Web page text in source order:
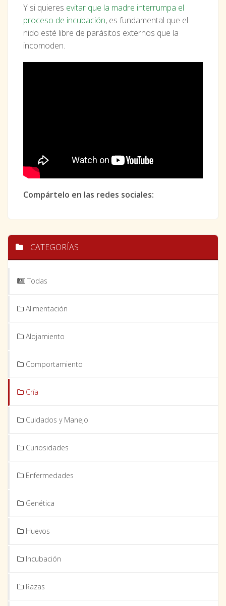
Y si quieres evitar que la madre interrumpa el
proceso de incubación, es fundamental que el
nido esté libre de parásitos externos que la
incomoden.
Compártelo en las redes sociales:
CATEGORÍAS
Todas
Alimentación
Alojamiento
Comportamiento
Cría
Cuidados y Manejo
Curiosidades
Enfermedades
Genética
Huevos
Incubación
Razas